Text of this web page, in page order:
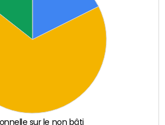
sur le non bâti